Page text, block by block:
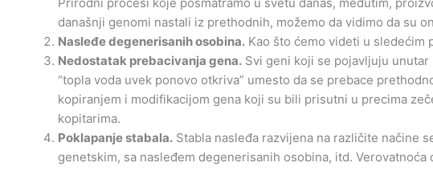
današnji genomi nastali iz prethodnih, možemo da vidimo da su
Nasleđe degenerisanih osobina. Kao što ćemo videti u sledećim
Nedostatak prebacivanja gena. Svi geni koji se pojavljuju
“topla voda uvek ponovo otkriva” umesto da se prebace
kopiranjem i modifikacijom gena koji su bili prisutni u precima
kopitarima.
Poklapanje stabala. Stabla nasleđa razvijena na različite načine
genetskim, sa nasleđem degenerisanih osobina, itd.